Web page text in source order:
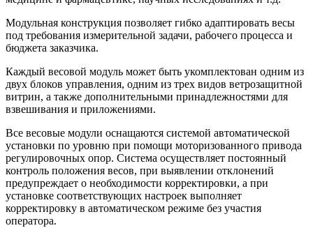
Модульная конструкция позволяет гибко адаптировать весы
под требования измерительной задачи, рабочего процесса и
бюджета заказчика.
Каждый весовой модуль может быть укомплектован одним из
двух блоков управления, одним из трех видов ветрозащитной
витрин, а также дополнительными принадлежностями для
взвешивания и приложениями.
Все весовые модули оснащаются системой автоматической
установки по уровню при помощи моторизованного привода
регулировочных опор. Система осуществляет постоянный
контроль положения весов, при выявлении отклонений
предупреждает о необходимости корректировки, а при
установке соответствующих настроек выполняет
корректировку в автоматическом режиме без участия
оператора.